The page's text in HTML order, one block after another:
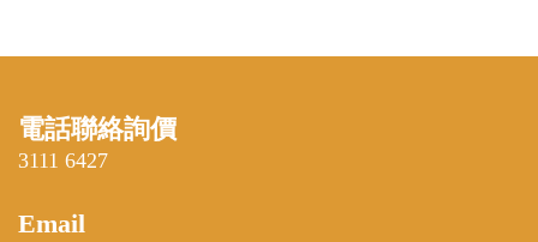
電話聯絡詢價
3111 6427
Email